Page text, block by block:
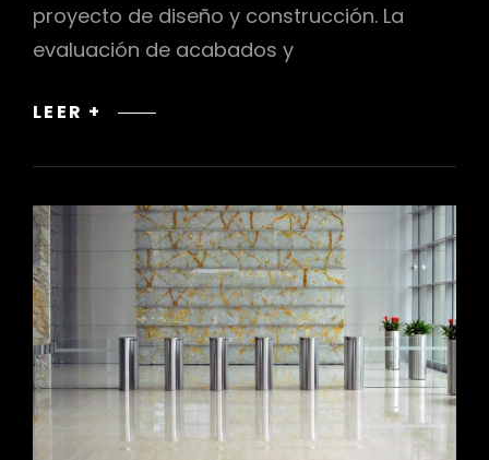
proyecto de diseño y construcción. La
evaluación de acabados y
LEER +
EVALUACIÓN
ACABADOS
DETALLES
CONTROL
DE
CALIDAD